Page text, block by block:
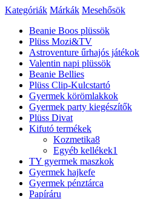
Kategóriák Márkák Mesehősök
Beanie Boos plüssök
Plüss Mozi&TV
Astroventure űrhajós játékok
Valentin napi plüssök
Beanie Bellies
Plüss Clip-Kulcstartó
Gyermek körömlakkok
Gyermek party kiegészítők
Plüss Divat
Kifutó termékek
Kozmetika8
Egyéb kellékek1
TY gyermek maszkok
Gyermek hajkefe
Gyermek pénztárca
Papíráru